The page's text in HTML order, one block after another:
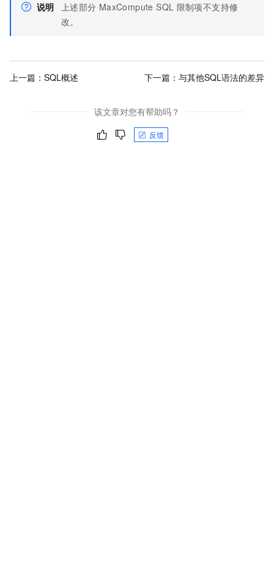
说明 上述部分 MaxCompute SQL 限制项不支持修
改。
上一篇： SQL概述 下一篇： 与其他SQL语法的差异
该文章对您有帮助吗？
反馈